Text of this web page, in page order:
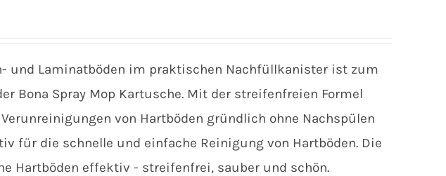
und Laminatböden im praktischen Nachfüllkanister ist zum
Bona Spray Mop Kartusche. Mit der streifenfreien Formel
von Hartböden gründlich ohne Nachspülen
für die schnelle und einfache Reinigung von Hartböden. Die
Hartböden effektiv - streifenfrei, sauber und schön.